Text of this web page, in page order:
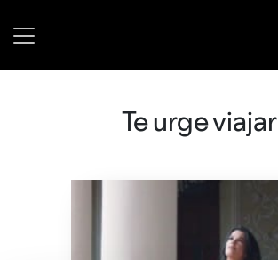
Te urge viajar